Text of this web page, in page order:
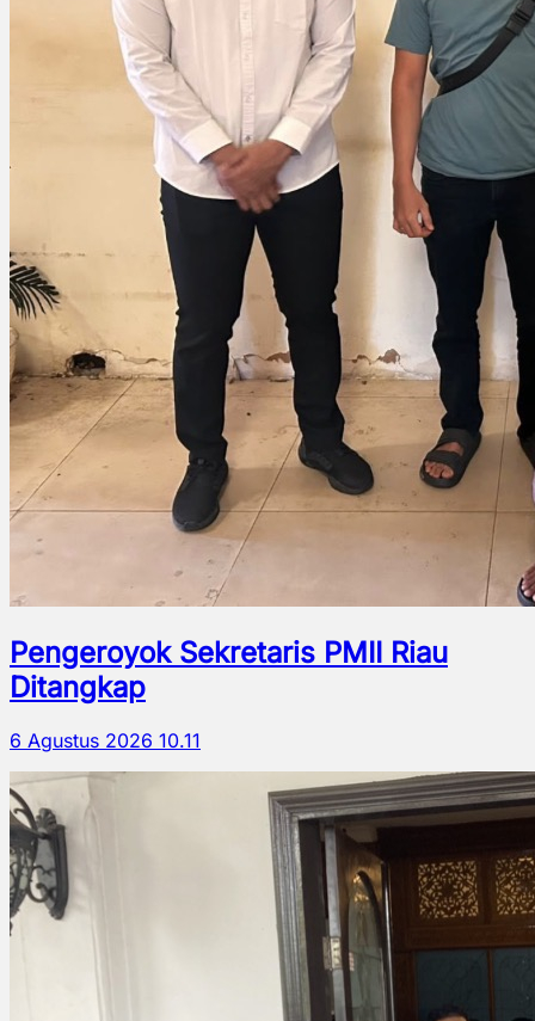
Pengeroyok Sekretaris PMII Riau
Ditangkap
6 Agustus 2026 10.11